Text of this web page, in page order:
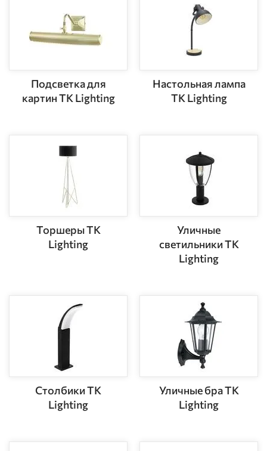
Подсветка для
картин TK Lighting
Настольная лампа
TK Lighting
Торшеры TK
Lighting
Уличные
светильники TK
Lighting
Столбики TK
Lighting
Уличные бра TK
Lighting